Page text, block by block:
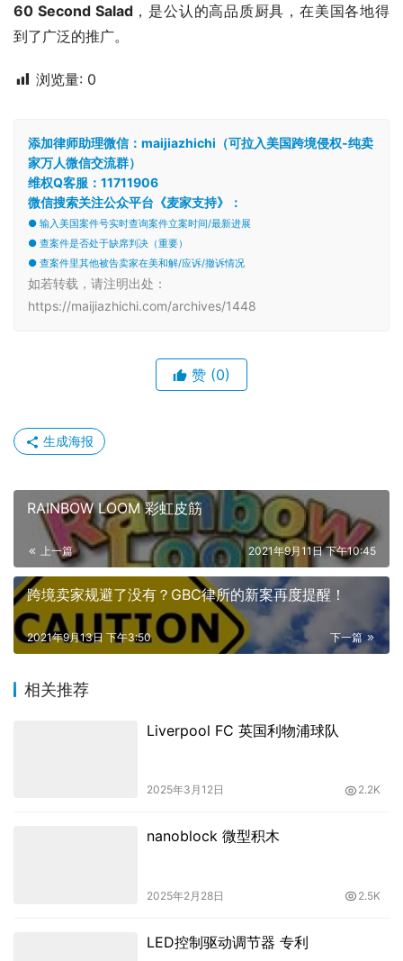
60 Second Salad，是公认的高品质厨具，在美国各地得
到了广泛的推广。
浏览量: 0
添加律师助理微信：maijiazhichi（可拉入美国跨境侵权-纯卖
家万人微信交流群）
维权Q客服：11711906
微信搜索关注公众平台《麦家支持》：
● 输入美国案件号实时查询案件立案时间/最新进展
● 查案件是否处于缺席判决（重要）
● 查案件里其他被告卖家在美和解/应诉/撤诉情况
如若转载，请注明出处：
https://maijiazhichi.com/archives/1448
赞 (0)
生成海报
RAINBOW LOOM 彩虹皮筋
上一篇 2021年9月11日 下午10:45
跨境卖家规避了没有？GBC律所的新案再度提醒！
下一篇
2021年9月13日 下午3:50
相关推荐
Liverpool FC 英国利物浦球队
2025年3月12日 2.2K
nanoblock 微型积木
2025年2月28日 2.5K
LED控制驱动调节器 专利